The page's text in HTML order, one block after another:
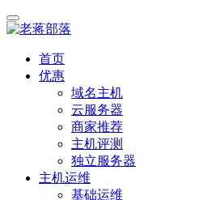
首页
优惠
域名主机
云服务器
商家推荐
主机评测
独立服务器
主机运维
基础运维